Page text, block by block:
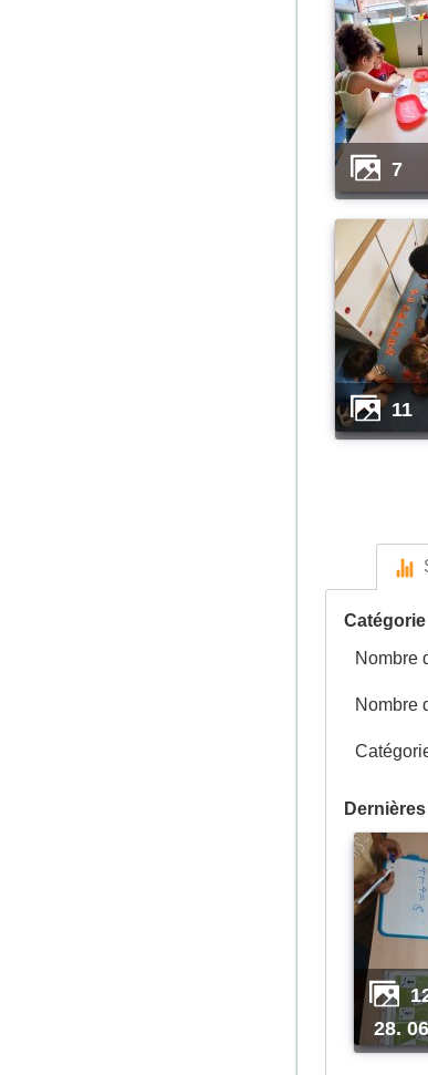
7
11
Catégorie
Nombre
Nombre
28.